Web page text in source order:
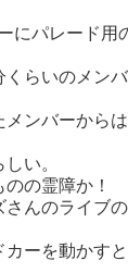
にパレード用
らいのメン
ンバーから
い。
の霊障か！
さんのライブ
カーを動かす